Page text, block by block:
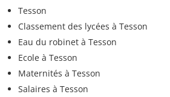
Tesson
Classement des lycées à Tesson
Eau du robinet à Tesson
Ecole à Tesson
Maternités à Tesson
Salaires à Tesson